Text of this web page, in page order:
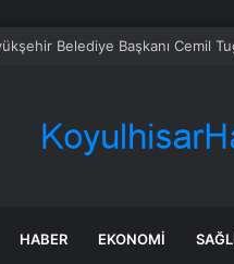
Belediye Başkanı Cemil
HABER EKONOMI